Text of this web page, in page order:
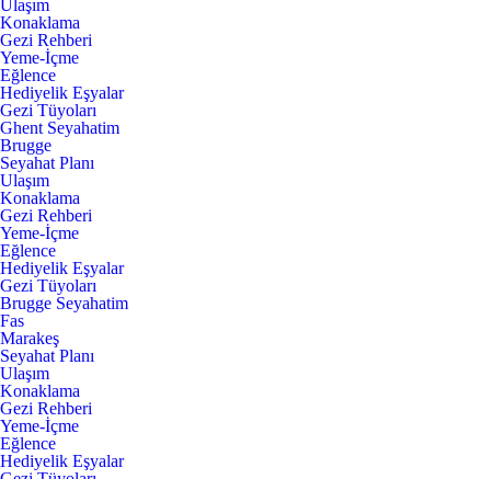
Ulaşım
Konaklama
Gezi Rehberi
Yeme-İçme
Eğlence
Hediyelik Eşyalar
Gezi Tüyoları
Ghent Seyahatim
Brugge
Seyahat Planı
Ulaşım
Konaklama
Gezi Rehberi
Yeme-İçme
Eğlence
Hediyelik Eşyalar
Gezi Tüyoları
Brugge Seyahatim
Fas
Marakeş
Seyahat Planı
Ulaşım
Konaklama
Gezi Rehberi
Yeme-İçme
Eğlence
Hediyelik Eşyalar